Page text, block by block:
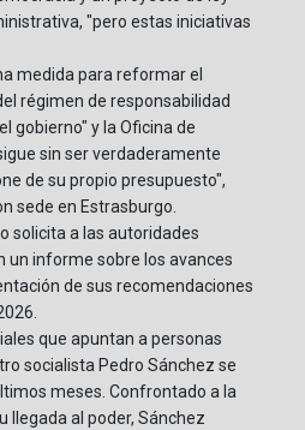
"pero estas iniciativas
medida para reformar el
régimen de responsabilidad
gobierno" y la Oficina de
sin ser verdaderamente
de su propio presupuesto",
sede en Estrasburgo.
solicita a las autoridades
un informe sobre los avances
de sus recomendaciones
que apuntan a personas
socialista Pedro Sánchez se
meses. Confrontado a la
llegada al poder, Sánchez